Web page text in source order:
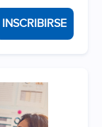
INSCRIBIRSE
se
le